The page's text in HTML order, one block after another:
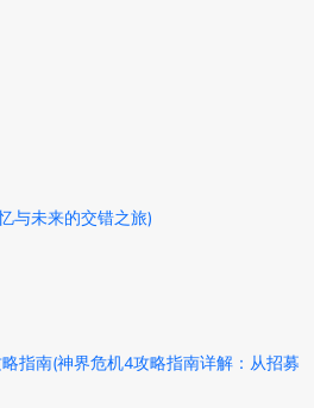
与未来的交错之旅)
指南(神界危机4攻略指南详解：从招募